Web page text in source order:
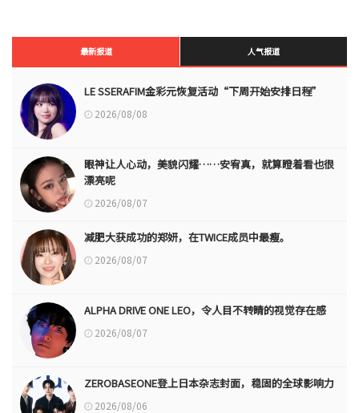
最新报道 人气报道
LE SSERAFIM金彩元恢复活动“下周开始安排日程”
2026/08/08
眼神让人心动，美貌闪耀……安宥真，就算瞪着看也很
漂亮呢
2026/08/07
减肥大获成功的郑妍，在TWICE成员中最瘦。
2026/08/07
ALPHA DRIVE ONE LEO，令人目不转睛的视觉存在感
2026/08/07
ZEROBASEONE登上日本杂志封面，稳固的全球影响力
2026/08/06